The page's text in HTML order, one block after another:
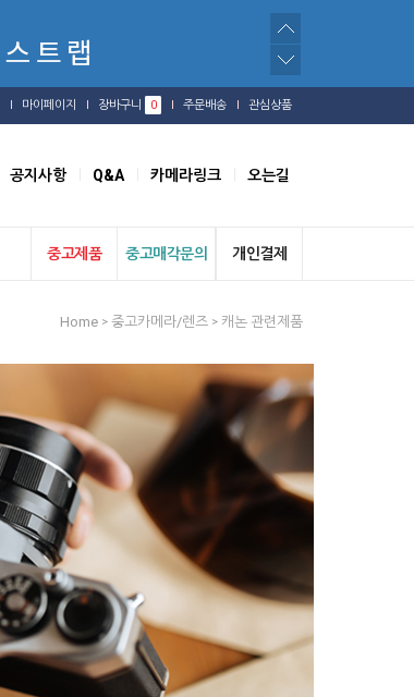
마이페이지 장바구니 0 주문배송 관심상품
공지사항 Q&A 카메라링크 오는길
중고제품 중고매각문의 개인결제
Home > 중고카메라/렌즈 > 캐논 관련제품